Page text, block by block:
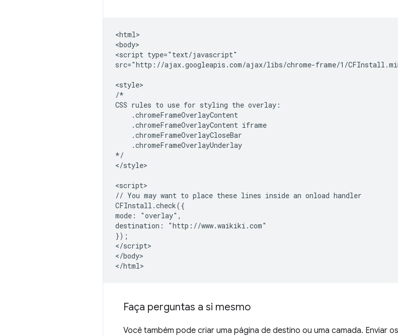
<html>
<body>
<script type="text/javascript"
src="http://ajax.googleapis.com/ajax/libs/chrome-frame/1/
<style>
/*
CSS rules to use for styling the overlay:
    .chromeFrameOverlayContent
    .chromeFrameOverlayContent iframe
    .chromeFrameOverlayCloseBar
    .chromeFrameOverlayUnderlay
*/
</style>
<script>
// You may want to place these lines inside an onload handler
CFInstall.check({
mode: "overlay",
destination: "http://www.waikiki.com"
});
</script>
</body>
Faça perguntas a si mesmo
Você também pode criar uma página de destino ou uma camada. Enviar